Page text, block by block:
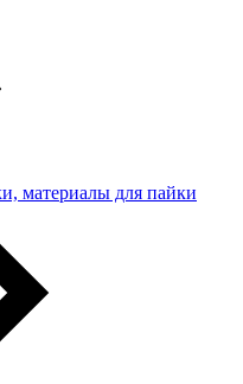
материалы для пайки